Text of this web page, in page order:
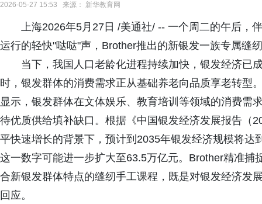
2026-05-27 15:53 来源： 新华教育网
上海2026年5月27日 /美通社/ -- 一个周二的午后，
运行的轻快"哒哒"声，Brother推出的新银发一族专属缝
当下，我国人口老龄化进程持续加快，银发经济已
时，银发群体的消费需求正从基础养老向品质享老转型
显示，银发群体在文体娱乐、教育培训等领域的消费需
待优质供给填补缺口。根据《中国银发经济发展报告（
平快速增长的背景下，预计到2035年银发经济规模将
这一数字可能进一步扩大至63.5万亿元。Brother精准
合新银发群体特点的缝纫手工课程，既是对银发经济发
回应。